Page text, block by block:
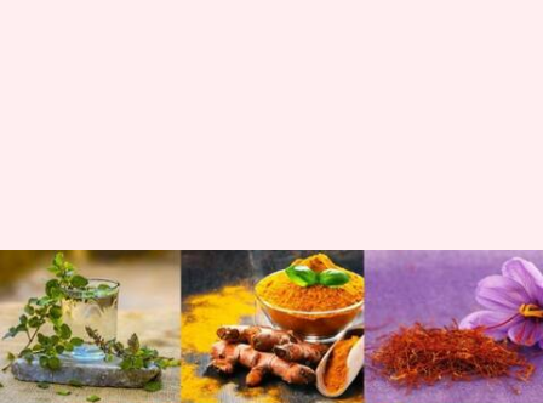
చర్మ సంరక్షణకు ఉపయోగపడే రోజు
వారి ఆహారాలు
వ్రాసిన వారు Sriram Pranateja Mar 03, 2023 10:33 am